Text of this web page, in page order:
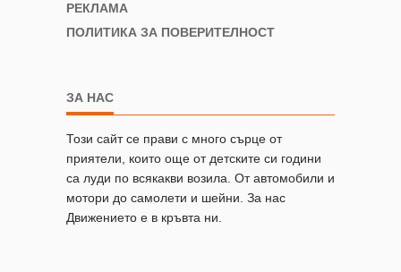
РЕКЛАМА
ПОЛИТИКА ЗА ПОВЕРИТЕЛНОСТ
ЗА НАС
Този сайт се прави с много сърце от
приятели, които още от детските си години
са луди по всякакви возила. От автомобили и
мотори до самолети и шейни. За нас
Движението е в кръвта ни.